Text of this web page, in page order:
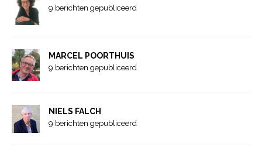
9 berichten gepubliceerd
MARCEL POORTHUIS
9 berichten gepubliceerd
NIELS FALCH
9 berichten gepubliceerd